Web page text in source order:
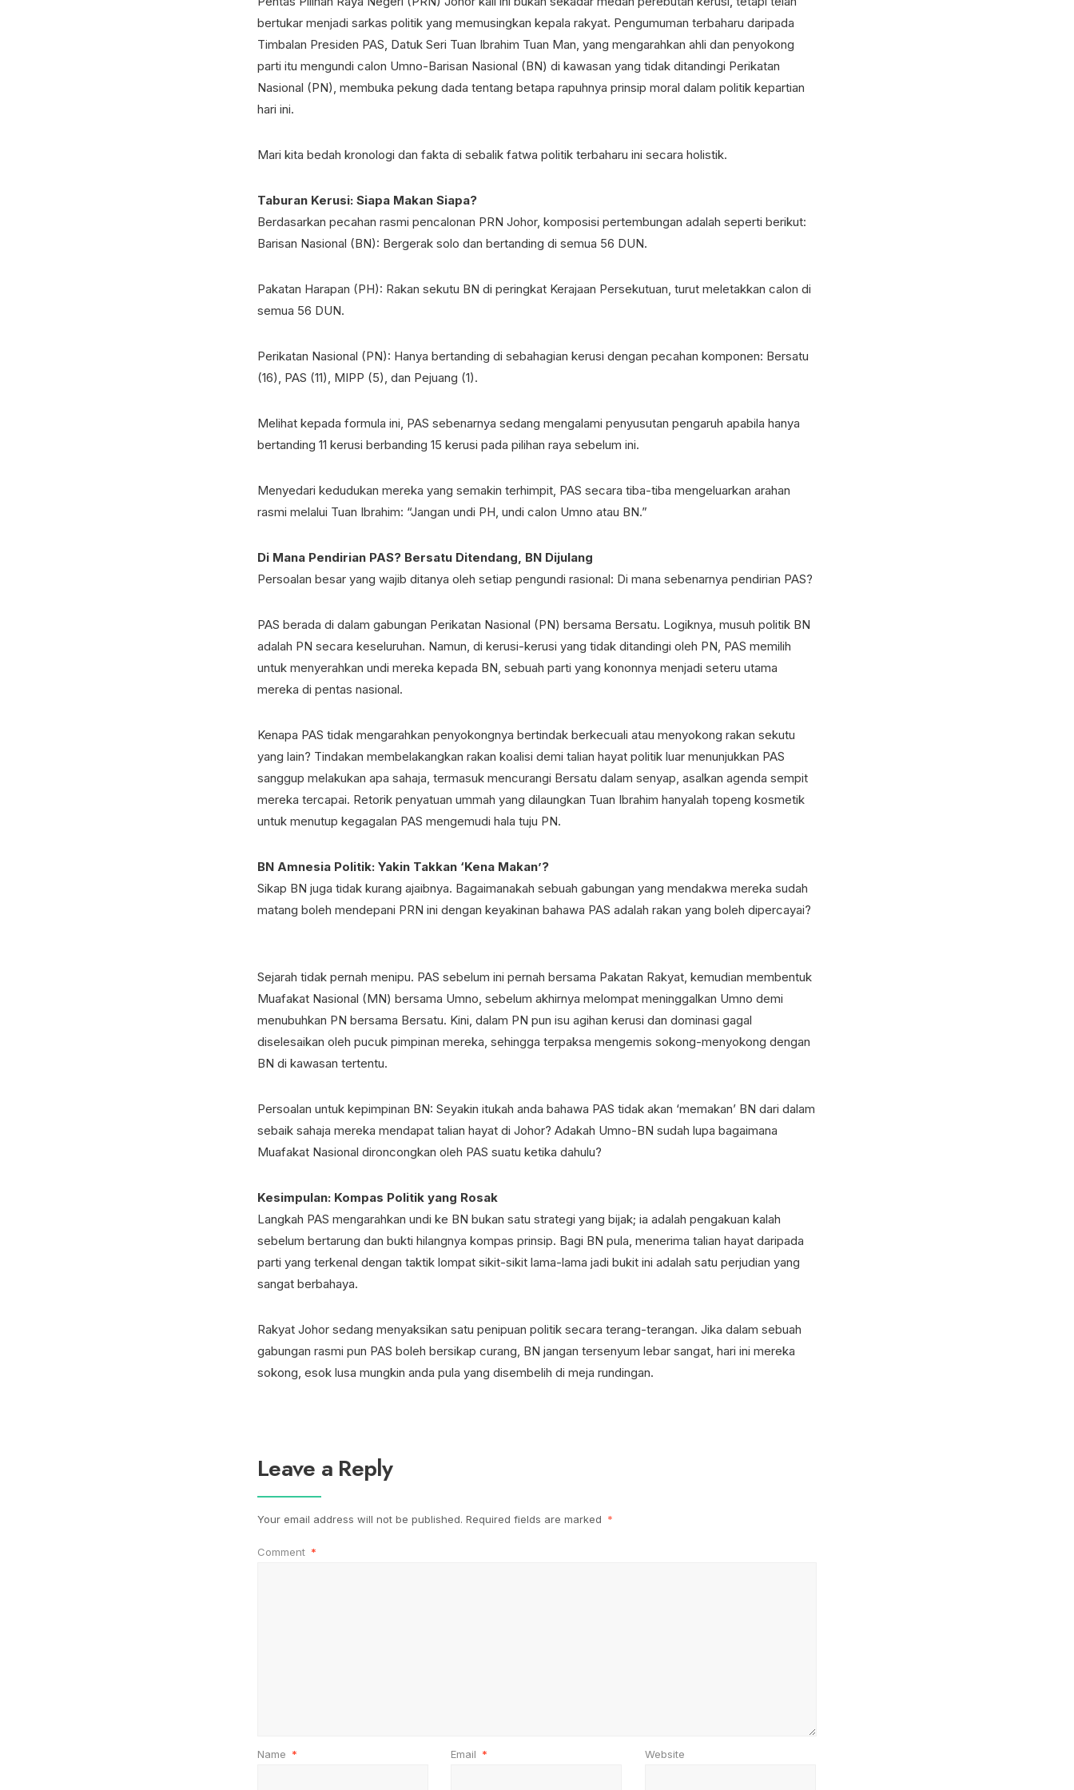
bertukar menjadi sarkas politik yang memusingkan kepala rakyat. Pengumuman terbaharu daripada
Timbalan Presiden PAS, Datuk Seri Tuan Ibrahim Tuan Man, yang mengarahkan ahli dan penyokong
parti itu mengundi calon Umno-Barisan Nasional (BN) di kawasan yang tidak ditandingi Perikatan
Nasional (PN), membuka pekung dada tentang betapa rapuhnya prinsip moral dalam politik kepartian
hari ini.
Mari kita bedah kronologi dan fakta di sebalik fatwa politik terbaharu ini secara holistik.
Taburan Kerusi: Siapa Makan Siapa?
Berdasarkan pecahan rasmi pencalonan PRN Johor, komposisi pertembungan adalah seperti berikut:
Barisan Nasional (BN): Bergerak solo dan bertanding di semua 56 DUN.
Pakatan Harapan (PH): Rakan sekutu BN di peringkat Kerajaan Persekutuan, turut meletakkan calon di
semua 56 DUN.
Perikatan Nasional (PN): Hanya bertanding di sebahagian kerusi dengan pecahan komponen: Bersatu
(16), PAS (11), MIPP (5), dan Pejuang (1).
Melihat kepada formula ini, PAS sebenarnya sedang mengalami penyusutan pengaruh apabila hanya
bertanding 11 kerusi berbanding 15 kerusi pada pilihan raya sebelum ini.
Menyedari kedudukan mereka yang semakin terhimpit, PAS secara tiba-tiba mengeluarkan arahan
rasmi melalui Tuan Ibrahim: “Jangan undi PH, undi calon Umno atau BN.”
Di Mana Pendirian PAS? Bersatu Ditendang, BN Dijulang
Persoalan besar yang wajib ditanya oleh setiap pengundi rasional: Di mana sebenarnya pendirian PAS?
PAS berada di dalam gabungan Perikatan Nasional (PN) bersama Bersatu. Logiknya, musuh politik BN
adalah PN secara keseluruhan. Namun, di kerusi-kerusi yang tidak ditandingi oleh PN, PAS memilih
untuk menyerahkan undi mereka kepada BN, sebuah parti yang kononnya menjadi seteru utama
mereka di pentas nasional.
Kenapa PAS tidak mengarahkan penyokongnya bertindak berkecuali atau menyokong rakan sekutu
yang lain? Tindakan membelakangkan rakan koalisi demi talian hayat politik luar menunjukkan PAS
sanggup melakukan apa sahaja, termasuk mencurangi Bersatu dalam senyap, asalkan agenda sempit
mereka tercapai. Retorik penyatuan ummah yang dilaungkan Tuan Ibrahim hanyalah topeng kosmetik
untuk menutup kegagalan PAS mengemudi hala tuju PN.
BN Amnesia Politik: Yakin Takkan ‘Kena Makan’?
Sikap BN juga tidak kurang ajaibnya. Bagaimanakah sebuah gabungan yang mendakwa mereka sudah
matang boleh mendepani PRN ini dengan keyakinan bahawa PAS adalah rakan yang boleh dipercayai?
Sejarah tidak pernah menipu. PAS sebelum ini pernah bersama Pakatan Rakyat, kemudian membentuk
Muafakat Nasional (MN) bersama Umno, sebelum akhirnya melompat meninggalkan Umno demi
menubuhkan PN bersama Bersatu. Kini, dalam PN pun isu agihan kerusi dan dominasi gagal
diselesaikan oleh pucuk pimpinan mereka, sehingga terpaksa mengemis sokong-menyokong dengan
BN di kawasan tertentu.
Persoalan untuk kepimpinan BN: Seyakin itukah anda bahawa PAS tidak akan ‘memakan’ BN dari dalam
sebaik sahaja mereka mendapat talian hayat di Johor? Adakah Umno-BN sudah lupa bagaimana
Muafakat Nasional dironcongkan oleh PAS suatu ketika dahulu?
Kesimpulan: Kompas Politik yang Rosak
Langkah PAS mengarahkan undi ke BN bukan satu strategi yang bijak; ia adalah pengakuan kalah
sebelum bertarung dan bukti hilangnya kompas prinsip. Bagi BN pula, menerima talian hayat daripada
parti yang terkenal dengan taktik lompat sikit-sikit lama-lama jadi bukit ini adalah satu perjudian yang
sangat berbahaya.
Rakyat Johor sedang menyaksikan satu penipuan politik secara terang-terangan. Jika dalam sebuah
gabungan rasmi pun PAS boleh bersikap curang, BN jangan tersenyum lebar sangat, hari ini mereka
sokong, esok lusa mungkin anda pula yang disembelih di meja rundingan.
Leave a Reply
Your email address will not be published. Required fields are marked *
Comment *
Name * Email * Website